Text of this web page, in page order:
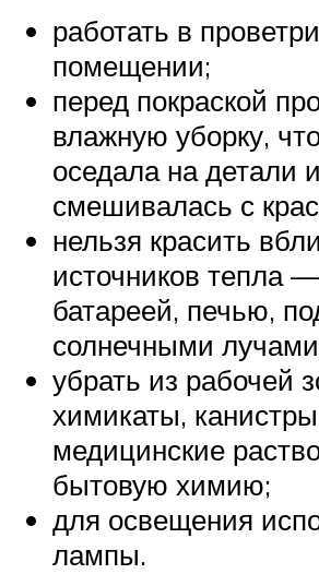
работать в
помещении;
перед покраской
влажную уборку,
оседала на детали
смешивалась с
нельзя красить
источников тепла
батареей, печью,
солнечными
убрать из рабочей
химикаты,
медицинские
бытовую химию;
для освещения
лампы.